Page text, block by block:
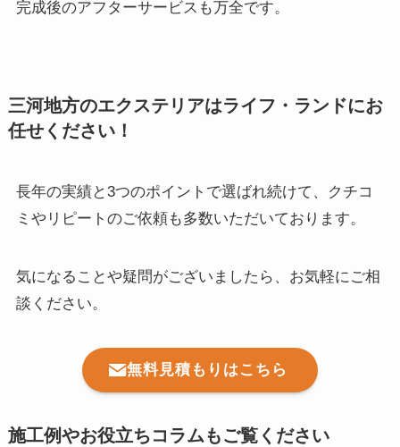
完成後のアフターサービスも万全です。
三河地方のエクステリアはライフ・ランドにお
任せください！
長年の実績と3つのポイントで選ばれ続けて、クチコ
ミやリピートのご依頼も多数いただいております。
気になることや疑問がございましたら、お気軽にご相
談ください。
無料見積もりはこちら
施工例やお役立ちコラムもご覧ください